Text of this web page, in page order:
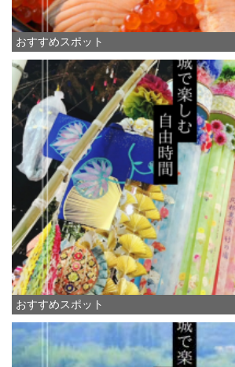
おすすめスポット
おすすめスポット